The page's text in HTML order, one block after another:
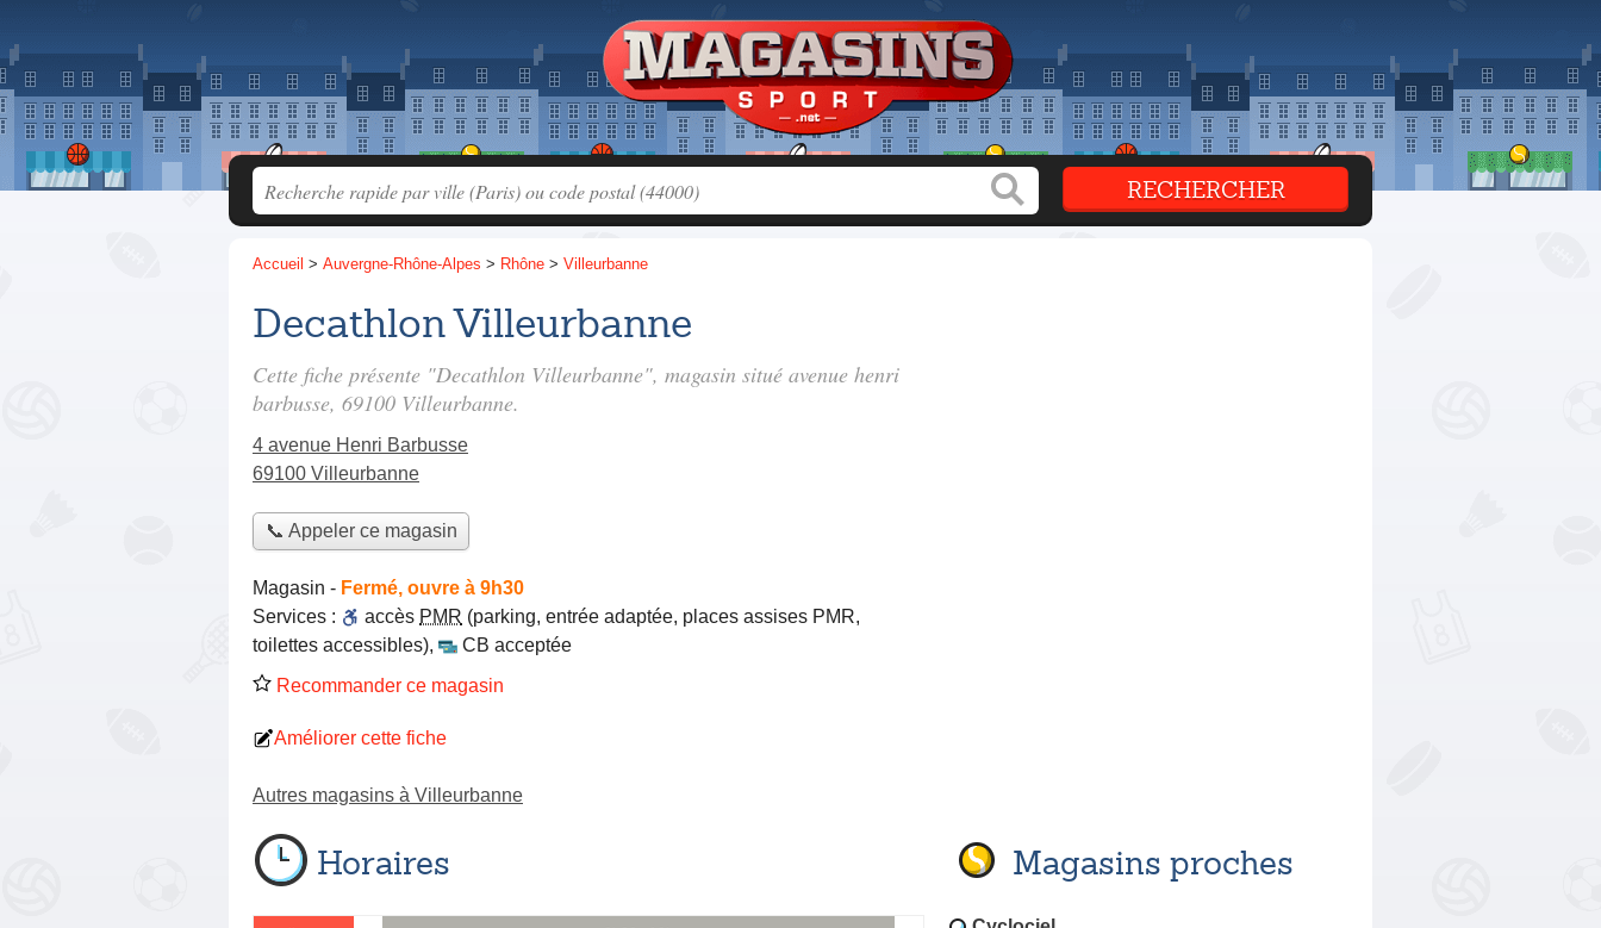
Accueil > Auvergne-Rhône-Alpes > Rhône > Villeurbanne
Decathlon Villeurbanne
Cette fiche présente "Decathlon Villeurbanne", magasin situé avenue henri
barbusse, 69100 Villeurbanne.
4 avenue Henri Barbusse
69100 Villeurbanne
📞 Appeler ce magasin
Magasin - Fermé, ouvre à 9h30
Services :
accès PMR (parking, entrée adaptée, places assises PMR,
toilettes accessibles),
CB acceptée
Recommander ce magasin
Améliorer cette fiche
Autres magasins à Villeurbanne
Horaires Magasins proches